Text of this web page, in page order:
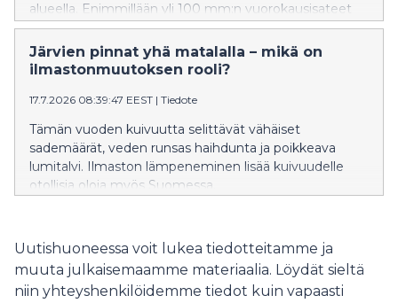
alueella. Enimmillään yli 100 mm:n vuorokausisateet
ovat nostaneet viime päivien aikana monen pienen
järven vedenkorkeutta yli 50 cm ja suuria järviä 20–30
cm.
Järvien pinnat yhä matalalla – mikä on
ilmastonmuutoksen rooli?
17.7.2026 08:39:47 EEST | Tiedote
Tämän vuoden kuivuutta selittävät vähäiset
sademäärät, veden runsas haihdunta ja poikkeava
lumitalvi. Ilmaston lämpeneminen lisää kuivuudelle
otollisia oloja myös Suomessa.
Uutishuoneessa voit lukea tiedotteitamme ja
muuta julkaisemaamme materiaalia. Löydät sieltä
niin yhteyshenkilöidemme tiedot kuin vapaasti